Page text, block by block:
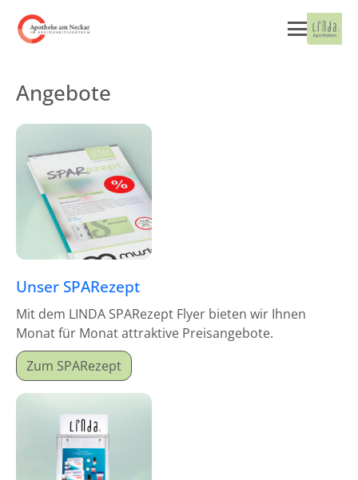
Angebote
Unser SPARezept
Mit dem LINDA SPARezept Flyer bieten wir Ihnen
Monat für Monat attraktive Preisangebote.
Zum SPARezept